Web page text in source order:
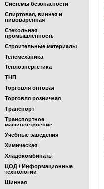
Системы безопасности
Спиртовая, винная и
пивоваренная
Стекольная
промышленность
Строительные материалы
Телемеханика
Теплоэнергетика
ТНП
Торговля оптовая
Торговля розничная
Транспорт
Транспортное
машиностроение
Учебные заведения
Химическая
Хладокомбинаты
ЦОД / Информационные
технологии
Шинная